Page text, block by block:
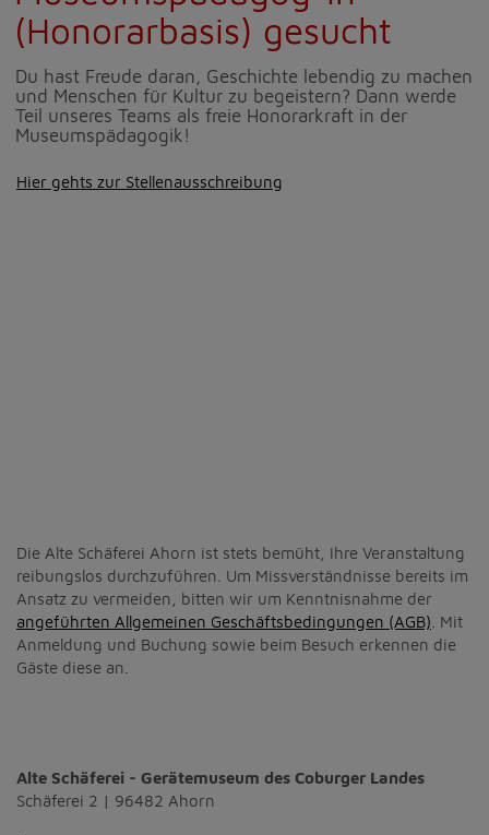
(Honorarbasis) gesucht
Du hast Freude daran, Geschichte lebendig zu machen
und Menschen für Kultur zu begeistern? Dann werde
Teil unseres Teams als freie Honorarkraft in der
Museumspädagogik!
Hier gehts zur Stellenausschreibung
Die Alte Schäferei Ahorn ist stets bemüht, Ihre Veranstaltung
reibungslos durchzuführen. Um Missverständnisse bereits im
Ansatz zu vermeiden, bitten wir um Kenntnisnahme der
angeführten Allgemeinen Geschäftsbedingungen (AGB) . Mit
Anmeldung und Buchung sowie beim Besuch erkennen die
Gäste diese an.
Alte Schäferei - Gerätemuseum des Coburger Landes
Schäferei 2 | 96482 Ahorn